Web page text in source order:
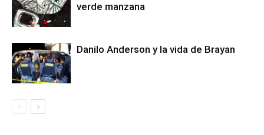
verde manzana
Danilo Anderson y la vida de Brayan